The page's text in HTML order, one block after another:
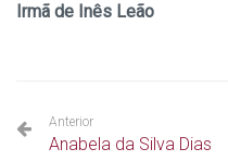
Irmã de Inês Leão
Anterior
Anabela da Silva Dias